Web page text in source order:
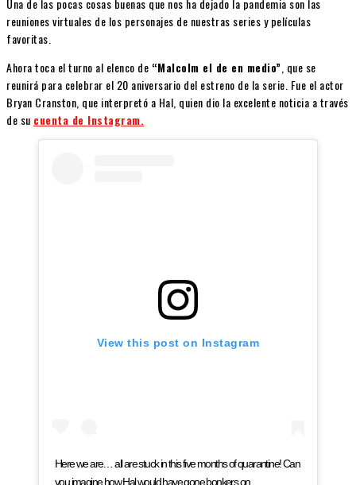
reuniones virtuales de los personajes de nuestras series y películas
favoritas.
Ahora toca el turno al elenco de “Malcolm el de en medio” , que se
reunirá para celebrar el 20 aniversario del estreno de la serie. Fue el actor
Bryan Cranston, que interpretó a Hal, quien dio la excelente noticia a través
de su cuenta de Instagram.
View this post on Instagram
Here we are… all are stuck in this five months of quarantine! Can
you imagine how Hal would have gone bonkers on